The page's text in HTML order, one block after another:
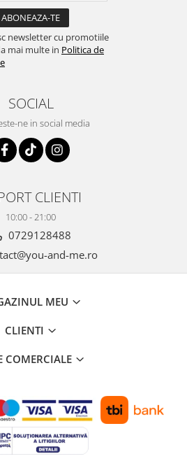
newsletter cu promotiile
mai multe in Politica de
SOCIAL
ne in social media
CLIENTI
10:00 - 21:00
0729128488
and-me.ro
MEU
CLIENTI
COMERCIALE